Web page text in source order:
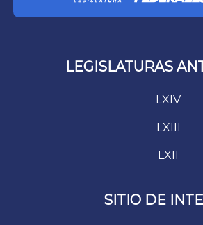
LEGISLATURAS
LXIV
LXIII
LXII
SITIO DE